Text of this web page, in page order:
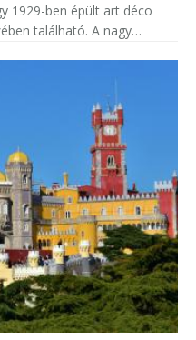
1929-ben épült art déco
található. A nagy